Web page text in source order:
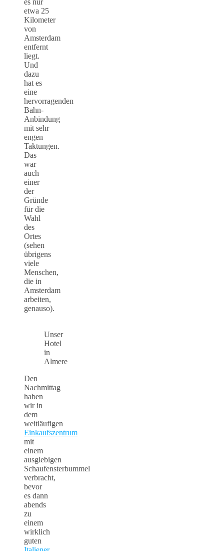
es nur
etwa 25
Kilometer
von
Amsterdam
entfernt
liegt.
Und
dazu
hat es
eine
hervorragenden
Bahn-
Anbindung
mit sehr
engen
Taktungen.
Das
war
auch
einer
der
Gründe
für die
Wahl
des
Ortes
(sehen
übrigens
viele
Menschen,
die in
Amsterdam
arbeiten,
genauso).
Unser
Hotel
in
Almere
Den
Nachmittag
haben
wir in
dem
weitläufigen
Einkaufszentrum
mit
einem
ausgiebigen
Schaufensterbummel
verbracht,
bevor
es dann
abends
zu
einem
wirklich
guten